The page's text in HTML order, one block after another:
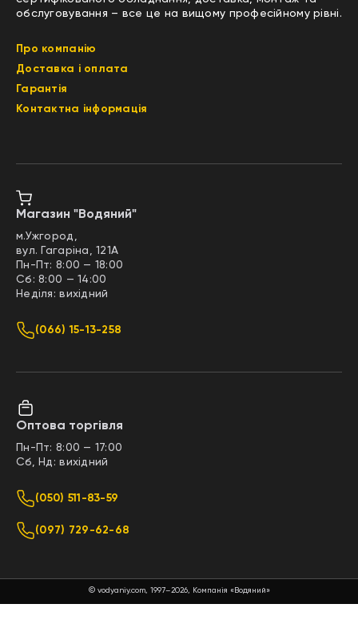
обслуговування – все це на вищому професійному рівні.
Про компанію
Доставка і оплата
Гарантія
Контактна інформація
Магазин "Водяний"
м.Ужгород,
вул. Гагаріна, 121А
Пн-Пт: 8:00 — 18:00
Сб: 8:00 — 14:00
Неділя: вихідний
(066) 15-13-258
Оптова торгівля
Пн-Пт: 8:00 — 17:00
Сб, Нд: вихідний
(050) 511-83-59
(097) 729-62-68
© vodyaniy.com, 1997–2026, Компанія «Водяний»